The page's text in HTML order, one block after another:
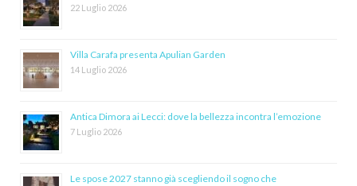
22 Luglio 2026
Villa Carafa presenta Apulian Garden
14 Luglio 2026
Antica Dimora ai Lecci: dove la bellezza incontra l’emozione
7 Luglio 2026
Le spose 2027 stanno già scegliendo il sogno che